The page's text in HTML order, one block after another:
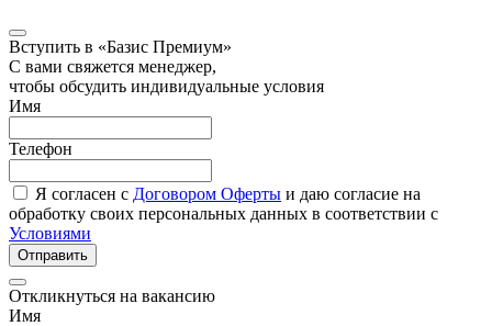
Вступить в «Базис Премиум»
С вами свяжется менеджер,
чтобы обсудить индивидуальные условия
Имя
Телефон
Я согласен с Договором Оферты и даю согласие на
обработку своих персональных данных в соответствии с
Условиями
Отправить
Откликнуться на вакансию
Имя